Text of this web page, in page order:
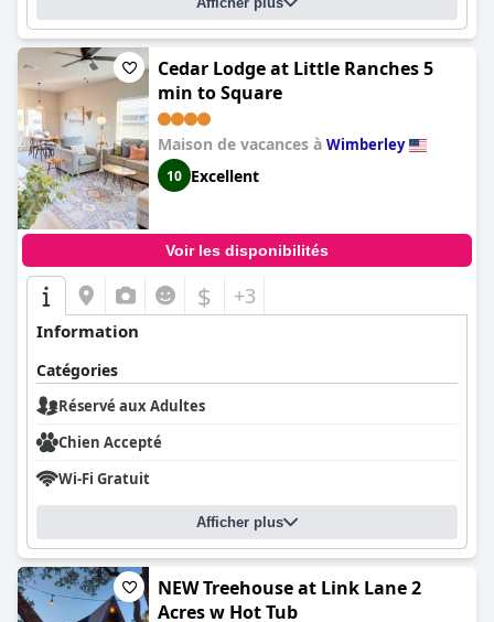
Cedar Lodge at Little Ranches 5
min to Square
Maison de vacances à Wimberley
10 Excellent
Voir les disponibilités
$ +3
Information
Catégories
Réservé aux Adultes
Chien Accepté
Wi-Fi Gratuit
Afficher plus
NEW Treehouse at Link Lane 2
Acres w Hot Tub